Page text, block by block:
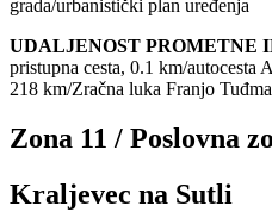
grada/urbanistički plan uređenja
UDALJENOST PROMETNE
pristupna cesta, 0.1 km/autocesta
218 km/Zračna luka Franjo
Zona 11 / Poslovna
Kraljevec na Sutli